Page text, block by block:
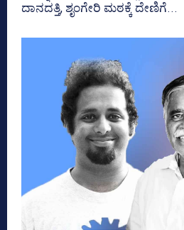
ದಾನದತ್ತಿ, ಶೃಂಗೇರಿ ಮಠಕ್ಕೆ ದೇಣಿಗೆ...